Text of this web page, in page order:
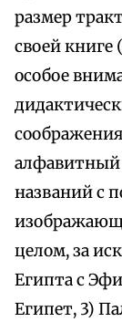
размер
своей книге
особое
алфавитный
названий с
целом, за
Египта с
Египет, 3)